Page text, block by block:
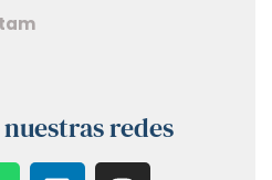
redes